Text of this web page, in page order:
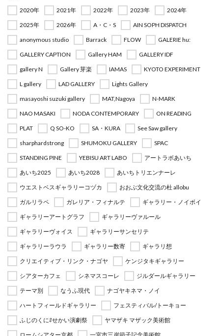
2020年 2021年 2022年 2023年
2024年
2025年
2026年 A・C・S
AIN SOPH DISPATCH
anonymous studio
Barrack FLOW
GALERIE hu:
GALLERY CAPTION
Gallery HAM
GALLERY IDF
gallery N
Gallery 芽楽 IAMAS
KYOTO EXPERIMENT
L gallery
LAD GALLERY
Lights Gallery
masayoshi suzuki gallery
MAT,Nagoya
N-MARK
NAO MASAKI
NODA CONTEMPORARY
ON READING
PLAT
Q SO-KO SA・KURA
See Saw gallery
sharphardstrong
SHUMOKU GALLERY
SPAC
STANDING PINE
YEBISU ART LABO
アートラボあいち
あいち2025
あいち2028
あいちトリエンナーレ
ウエストベスギャラリーコヅカ
おおぶ文化交流の杜 allobu
ガルリラペ
ガレリア・フィナルテ
ギャラリー・ノイボイ
ギャラリーアートグラフ
ギャラリーヴァルール
ギャラリーヴォイス
ギャラリーサンセリテ
ギャラリーラウラ
ギャラリー数寄
ギャラリ想
クリエイティブ・リンク・ナゴヤ
ケンジタキギャラリー
シアターカフェ
シネマスコーレ
ジルダールギャラリー
テーマ別
なうふ現代
ナゴヤキネマ・ノイ
ハートフィールドギャラリー
フェスティバル/トーキョー
ふじのくに⇄せかい演劇祭
ヤマザキ マザック美術館